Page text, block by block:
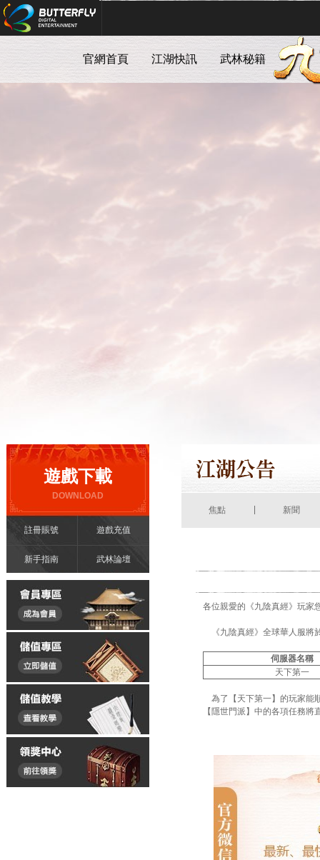
官網首頁 江湖快訊 武林秘籍
遊戲下載
DOWNLOAD
註冊賬號 遊戲充值
新手指南 武林論壇
焦點 新聞
各位親愛的《九陰真經》玩家
《九陰真經》全球華人服將
伺服器名稱
天下第一
為了【 天下第一】的玩家能
【 隱世門派 】中的各項任務將